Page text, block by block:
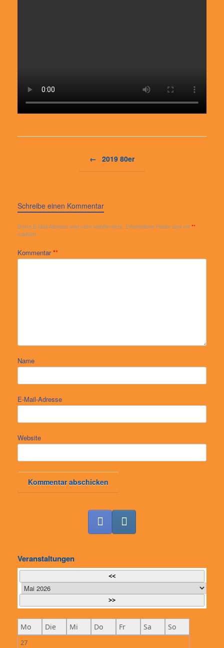
← 2019 80er
Schreibe einen Kommentar
Deine E-Mail-Adresse wird nicht veröffentlicht. Erforderliche Felder sind mit *
markiert
Kommentar*
Name
E-Mail-Adresse
Website
Veranstaltungen
<<
>>
Mo Die Mi Do Fr Sa So
27